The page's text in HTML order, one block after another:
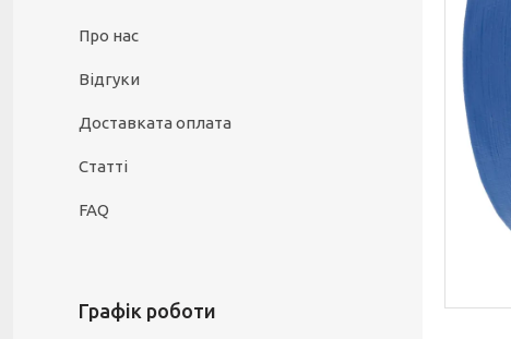
Про нас
Відгуки
Доставката оплата
Статті
FAQ
Графік роботи